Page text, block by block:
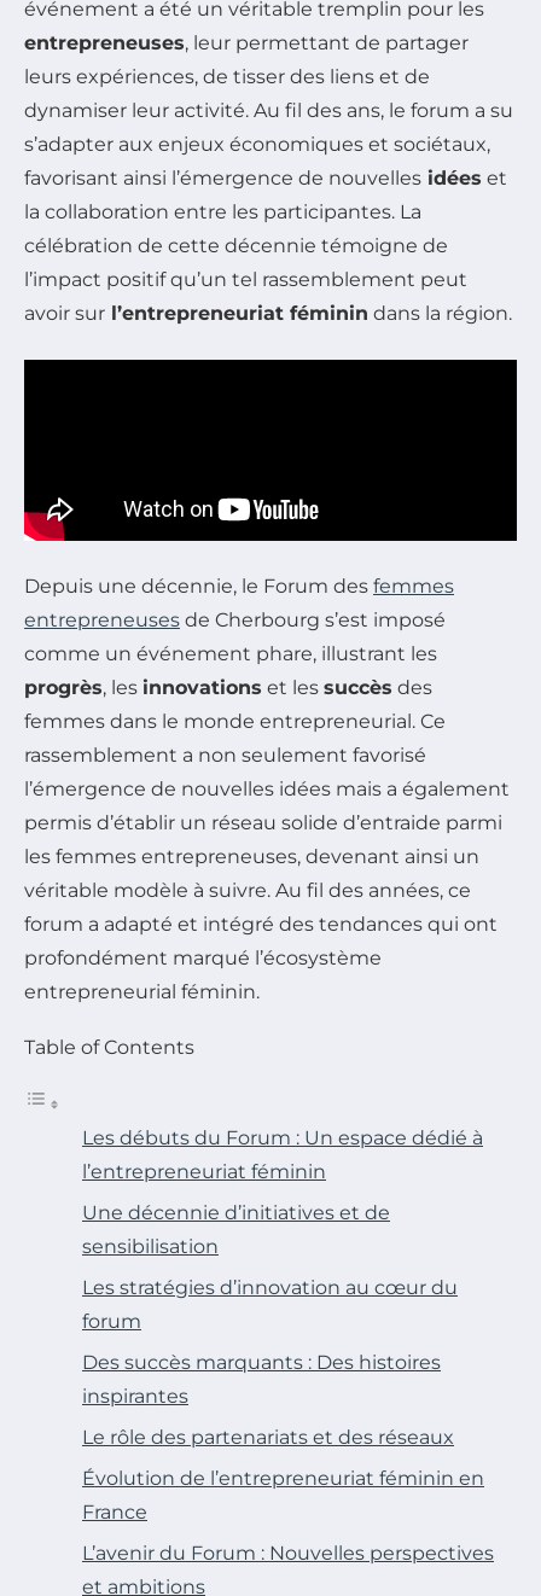
événement a été un véritable tremplin pour les
entrepreneuses, leur permettant de partager
leurs expériences, de tisser des liens et de
dynamiser leur activité. Au fil des ans, le forum a su
s’adapter aux enjeux économiques et sociétaux,
favorisant ainsi l’émergence de nouvelles idées et
la collaboration entre les participantes. La
célébration de cette décennie témoigne de
l’impact positif qu’un tel rassemblement peut
avoir sur l’entrepreneuriat féminin dans la région.
Depuis une décennie, le Forum des femmes
entrepreneuses de Cherbourg s’est imposé
comme un événement phare, illustrant les
progrès, les innovations et les succès des
femmes dans le monde entrepreneurial. Ce
rassemblement a non seulement favorisé
l’émergence de nouvelles idées mais a également
permis d’établir un réseau solide d’entraide parmi
les femmes entrepreneuses, devenant ainsi un
véritable modèle à suivre. Au fil des années, ce
forum a adapté et intégré des tendances qui ont
profondément marqué l’écosystème
entrepreneurial féminin.
Table of Contents
Les débuts du Forum : Un espace dédié à
l’entrepreneuriat féminin
Une décennie d’initiatives et de
sensibilisation
Les stratégies d’innovation au cœur du
forum
Des succès marquants : Des histoires
inspirantes
Le rôle des partenariats et des réseaux
Évolution de l’entrepreneuriat féminin en
France
L’avenir du Forum : Nouvelles perspectives
et ambitions